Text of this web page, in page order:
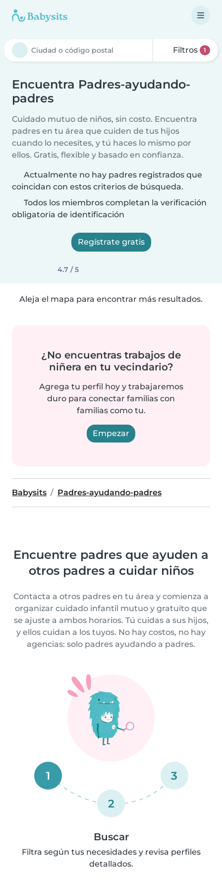
Filtros 1
Encuentra Padres-ayudando-
padres
Cuidado mutuo de niños, sin costo. Encuentra
padres en tu área que cuiden de tus hijos
cuando lo necesites, y tú haces lo mismo por
ellos. Gratis, flexible y basado en confianza.
Actualmente no hay padres registrados que
coincidan con estos criterios de búsqueda.
Todos los miembros completan la verificación
obligatoria de identificación
Regístrate gratis
4.7 / 5
Aleja el mapa para encontrar más resultados.
¿No encuentras trabajos de
niñera en tu vecindario?
Agrega tu perfil hoy y trabajaremos
duro para conectar familias con
familias como tu.
Empezar
Babysits Padres-ayudando-padres
Encuentre padres que ayuden a
otros padres a cuidar niños
Contacta a otros padres en tu área y comienza a
organizar cuidado infantil mutuo y gratuito que
se ajuste a ambos horarios. Tú cuidas a sus hijos,
y ellos cuidan a los tuyos. No hay costos, no hay
agencias: solo padres ayudando a padres.
1
2
3
Buscar
Filtra según tus necesidades y revisa perfiles
detallados.